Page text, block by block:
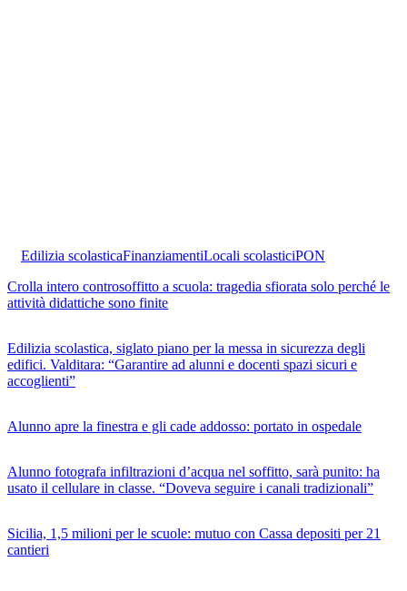
Edilizia scolasticaFinanziamentiLocali scolasticiPON
Crolla intero controsoffitto a scuola: tragedia sfiorata solo perché le
attività didattiche sono finite
Edilizia scolastica, siglato piano per la messa in sicurezza degli
edifici. Valditara: “Garantire ad alunni e docenti spazi sicuri e
accoglienti”
Alunno apre la finestra e gli cade addosso: portato in ospedale
Alunno fotografa infiltrazioni d’acqua nel soffitto, sarà punito: ha
usato il cellulare in classe. “Doveva seguire i canali tradizionali”
Sicilia, 1,5 milioni per le scuole: mutuo con Cassa depositi per 21
cantieri